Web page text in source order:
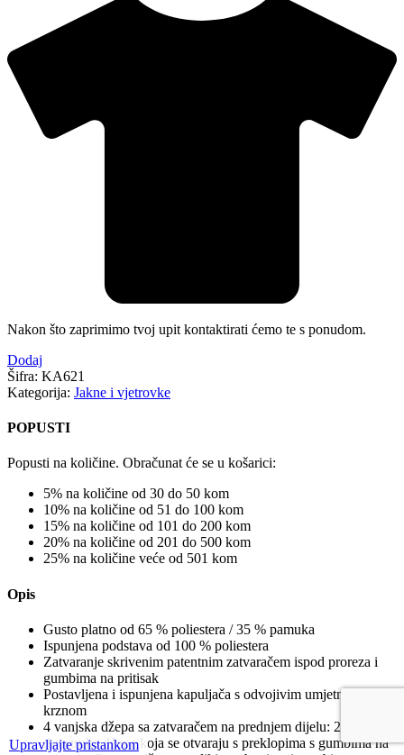
Nakon što zaprimimo tvoj upit kontaktirati ćemo te s ponudom.
Dodaj
Šifra: KA621
Kategorija: Jakne i vjetrovke
POPUSTI
Popusti na količine. Obračunat će se u košarici:
5% na količine od 30 do 50 kom
10% na količine od 51 do 100 kom
15% na količine od 101 do 200 kom
20% na količine od 201 do 500 kom
25% na količine veće od 501 kom
Opis
Gusto platno od 65 % poliestera / 35 % pamuka
Ispunjena podstava od 100 % poliestera
Zatvaranje skrivenim patentnim zatvaračem ispod proreza i
gumbima na pritisak
Postavljena i ispunjena kapuljača s odvojivim umjetnim
krznom
4 vanjska džepa sa zatvaračem na prednjem dijelu: 2 velika
dvostruka džepa koja se otvaraju s preklopima s gumbima na
Upravljajte pristankom